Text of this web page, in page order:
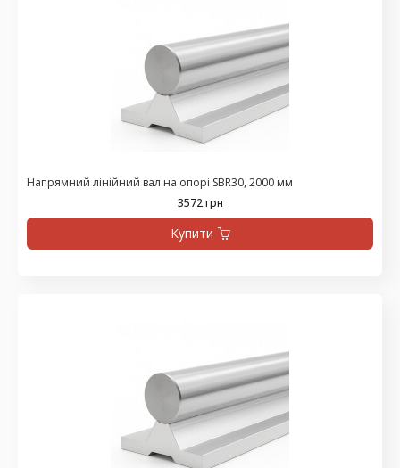
Напрямний лінійний вал на опорі SBR30, 2000 мм
3572 грн
Купити